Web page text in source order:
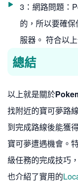
3：網路問題：
的，所以要確
服器。 符合以
總結
以上就是關於
找附近的寶可夢路
到完成路線後能獲
寶可夢遭遇機會。
級任務的完成技巧
也介紹了實用的